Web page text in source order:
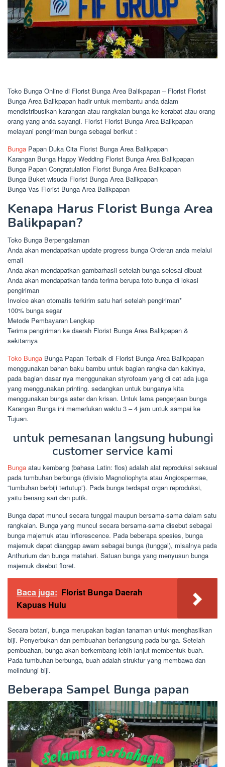
Toko Bunga Online di Florist Bunga Area Balikpapan – Florist Florist
Bunga Area Balikpapan hadir untuk membantu anda dalam
mendistribusikan karangan atau rangkaian bunga ke kerabat atau orang
orang yang anda sayangi. Florist Florist Bunga Area Balikpapan
melayani pengiriman bunga sebagai berikut :
Bunga Papan Duka Cita Florist Bunga Area Balikpapan
Karangan Bunga Happy Wedding Florist Bunga Area Balikpapan
Bunga Papan Congratulation Florist Bunga Area Balikpapan
Bunga Buket wisuda Florist Bunga Area Balikpapan
Bunga Vas Florist Bunga Area Balikpapan
Kenapa Harus Florist Bunga Area
Balikpapan?
Toko Bunga Berpengalaman
Anda akan mendapatkan update progress bunga Orderan anda melalui
email
Anda akan mendapatkan gambarhasil setelah bunga selesai dibuat
Anda akan mendapatkan tanda terima berupa foto bunga di lokasi
pengiriman
Invoice akan otomatis terkirim satu hari setelah pengiriman*
100% bunga segar
Metode Pembayaran Lengkap
Terima pengiriman ke daerah Florist Bunga Area Balikpapan &
sekitarnya
Toko Bunga Bunga Papan Terbaik di Florist Bunga Area Balikpapan
menggunakan bahan baku bambu untuk bagian rangka dan kakinya,
pada bagian dasar nya menggunakan styrofoam yang di cat ada juga
yang menggunakan printing. sedangkan untuk bunganya kita
menggunakan bunga aster dan krisan. Untuk lama pengerjaan bunga
Karangan Bunga ini memerlukan waktu 3 – 4 jam untuk sampai ke
Tujuan.
untuk pemesanan langsung hubungi
customer service kami
Bunga atau kembang (bahasa Latin: flos) adalah alat reproduksi seksual
pada tumbuhan berbunga (divisio Magnoliophyta atau Angiospermae,
“tumbuhan berbiji tertutup”). Pada bunga terdapat organ reproduksi,
yaitu benang sari dan putik.
Bunga dapat muncul secara tunggal maupun bersama-sama dalam satu
rangkaian. Bunga yang muncul secara bersama-sama disebut sebagai
bunga majemuk atau inflorescence. Pada beberapa spesies, bunga
majemuk dapat dianggap awam sebagai bunga (tunggal), misalnya pada
Anthurium dan bunga matahari. Satuan bunga yang menyusun bunga
majemuk disebut floret.
Baca juga: Florist Bunga Daerah
Kapuas Hulu
Secara botani, bunga merupakan bagian tanaman untuk menghasilkan
biji. Penyerbukan dan pembuahan berlangsung pada bunga. Setelah
pembuahan, bunga akan berkembang lebih lanjut membentuk buah.
Pada tumbuhan berbunga, buah adalah struktur yang membawa dan
melindungi biji.
Beberapa Sampel Bunga papan